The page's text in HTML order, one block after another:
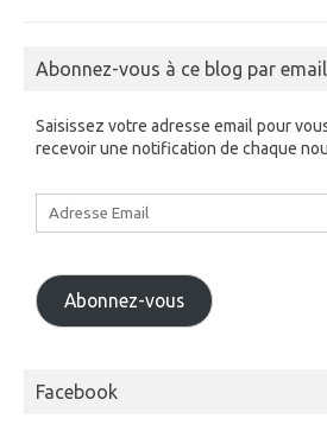
Abonnez-vous à ce blog par email.
Saisissez votre adresse email pour
recevoir une notification de chaque
Adresse
Email
Abonnez-vous
Facebook